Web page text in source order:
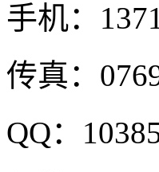
手机：
传真：
QQ：